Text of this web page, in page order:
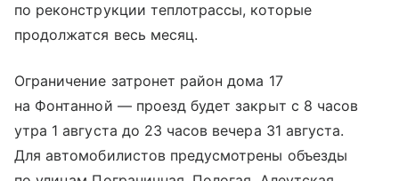
по реконструкции теплотрассы, которые
продолжатся весь месяц.
Ограничение затронет район дома 17
на Фонтанной — проезд будет закрыт с 8 часов
утра 1 августа до 23 часов вечера 31 августа.
Для автомобилистов предусмотрены объезды